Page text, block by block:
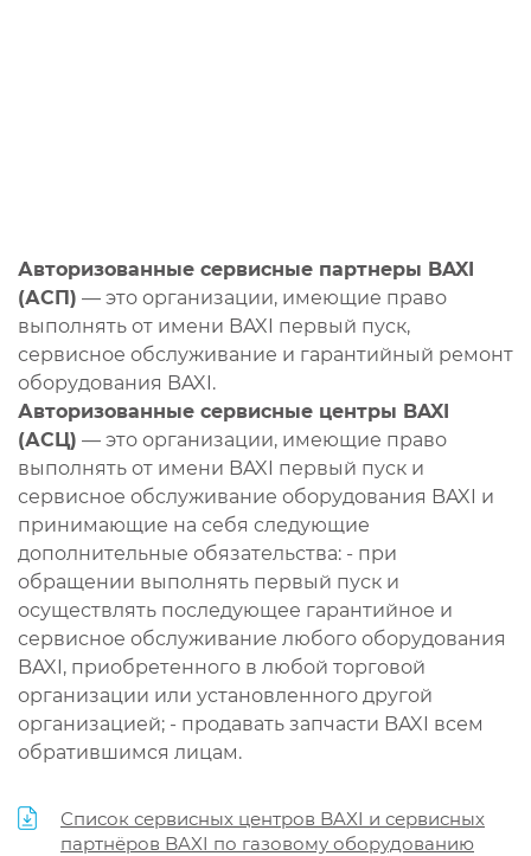
Авторизованные сервисные партнеры BAXI
(АСП) — это организации, имеющие право
выполнять от имени BAXI первый пуск,
сервисное обслуживание и гарантийный ремонт
оборудования BAXI.
Авторизованные сервисные центры BAXI
(АСЦ) — это организации, имеющие право
выполнять от имени BAXI первый пуск и
сервисное обслуживание оборудования BAXI и
принимающие на себя следующие
дополнительные обязательства: - при
обращении выполнять первый пуск и
осуществлять последующее гарантийное и
сервисное обслуживание любого оборудования
BAXI, приобретенного в любой торговой
организации или установленного другой
организацией; - продавать запчасти BAXI всем
обратившимся лицам.
Список сервисных центров BAXI и сервисных
партнёров BAXI по газовому оборудованию